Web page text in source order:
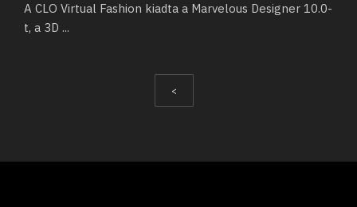
A CLO Virtual Fashion kiadta a Marvelous Designer 10.0-
t, a 3D ...
<